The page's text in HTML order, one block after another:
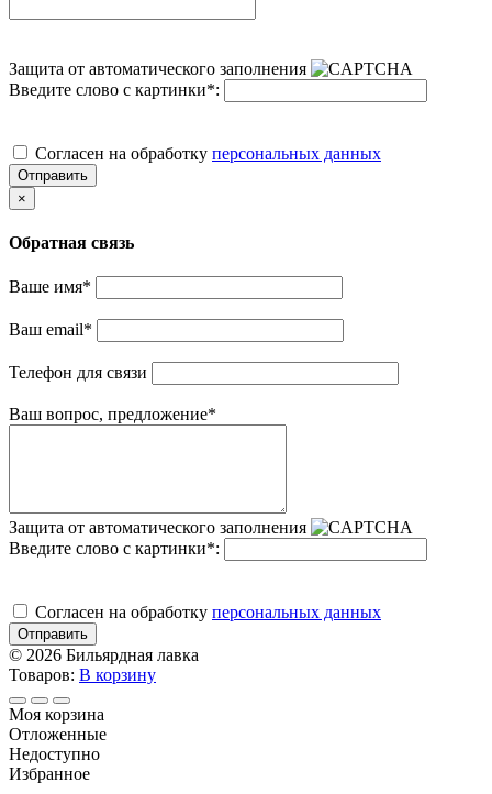
Защита от автоматического заполнения
Введите слово с картинки*:
Cогласен на обработку персональных данных
Отправить
×
Обратная связь
Ваше имя*
Ваш email*
Телефон для связи
Ваш вопрос, предложение*
Защита от автоматического заполнения
Введите слово с картинки*:
Cогласен на обработку персональных данных
Отправить
© 2026 Бильярдная лавка
Товаров: В корзину
Моя корзина
Отложенные
Недоступно
Избранное